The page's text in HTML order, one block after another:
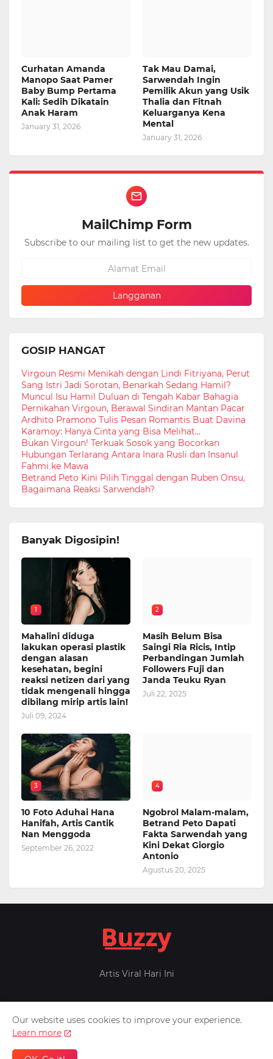
Curhatan Amanda
Manopo Saat Pamer
Baby Bump Pertama
Kali: Sedih Dikatain
Anak Haram
January 31, 2026
Tak Mau Damai,
Sarwendah Ingin
Pemilik Akun yang Usik
Thalia dan Fitnah
Keluarganya Kena
Mental
January 31, 2026
MailChimp Form
Subscribe to our mailing list to get the new updates.
GOSIP HANGAT
Virgoun Resmi Menikah dengan Lindi Fitriyana, Perut
Sang Istri Jadi Sorotan, Benarkah Sedang Hamil?
Muncul Isu Hamil Duluan di Tengah Kabar Bahagia
Pernikahan Virgoun, Berawal Sindiran Mantan Pacar
Ardhito Pramono Tulis Pesan Romantis Buat Davina
Karamoy: Hanya Cinta yang Bisa Melihat...
Bukan Virgoun! Terkuak Sosok yang Bocorkan
Hubungan Terlarang Antara Inara Rusli dan Insanul
Fahmi ke Mawa
Betrand Peto Kini Pilih Tinggal dengan Ruben Onsu,
Bagaimana Reaksi Sarwendah?
Banyak Digosipin!
1
Mahalini diduga
lakukan operasi plastik
dengan alasan
kesehatan, begini
reaksi netizen dari yang
tidak mengenali hingga
dibilang mirip artis lain!
Juli 09, 2024
2
Masih Belum Bisa
Saingi Ria Ricis, Intip
Perbandingan Jumlah
Followers Fuji dan
Janda Teuku Ryan
Juli 22, 2025
3
10 Foto Aduhai Hana
Hanifah, Artis Cantik
Nan Menggoda
September 26, 2022
4
Ngobrol Malam-malam,
Betrand Peto Dapati
Fakta Sarwendah yang
Kini Dekat Giorgio
Antonio
Agustus 20, 2025
Artis Viral Hari Ini
Design by -Pontianak
Home About Us Privacy Policy Contact Us
Our website uses cookies to improve your experience.
Learn more